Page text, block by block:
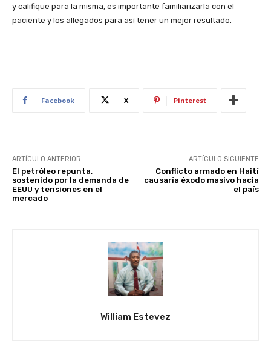
y califique para la misma, es importante familiarizarla con el
paciente y los allegados para así tener un mejor resultado.
Facebook X Pinterest
ARTÍCULO ANTERIOR
El petróleo repunta,
sostenido por la demanda de
EEUU y tensiones en el
mercado
ARTÍCULO SIGUIENTE
Conflicto armado en Haití
causaría éxodo masivo hacia
el país
William Estevez